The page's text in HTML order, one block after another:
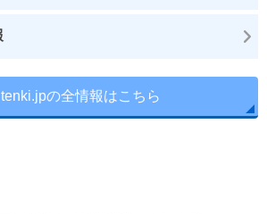
tenki.jpの全情報はこちら